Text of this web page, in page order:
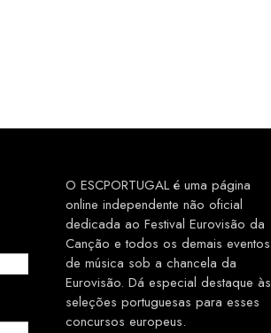
O ESCPORTUGAL é uma página
online independente não oficial
dedicada ao Festival Eurovisão da
Canção e todos os demais eventos
de música sob a chancela da
Eurovisão. Dá especial destaque às
seleções portuguesas para esses
concursos europeus.